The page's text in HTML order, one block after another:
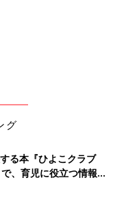
ところで、次は呼吸
なるのを防ぎ、交感
グ
る本『ひよこクラブ
、育児に役立つ情報が